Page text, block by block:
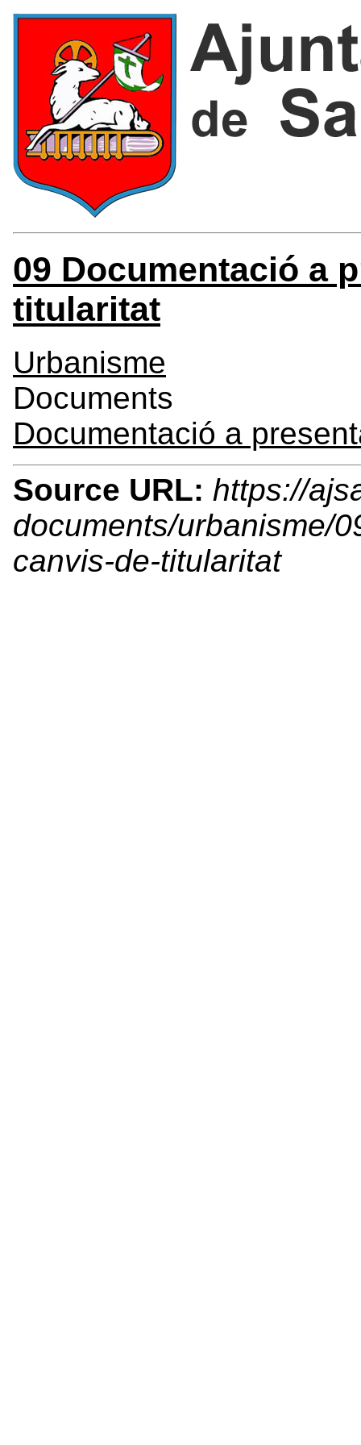
09 Documentació a
titularitat
Urbanisme
Documents
Documentació a
Source URL: https://
documents/urbanisme/
canvis-de-titularitat